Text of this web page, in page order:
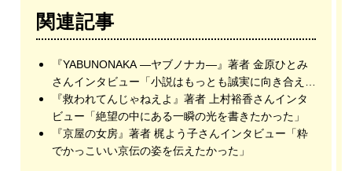
関連記事
『YABUNONAKA —ヤブノナカ—』著者 金原ひとみ
さんインタビュー「小説はもっとも誠実に向き合える
世界」
『救われてんじゃねえよ』著者 上村裕香さんインタ
ビュー「絶望の中にある一瞬の光を書きたかった」
『京屋の女房』著者 梶よう子さんインタビュー「粋
でかっこいい京伝の姿を伝えたかった」